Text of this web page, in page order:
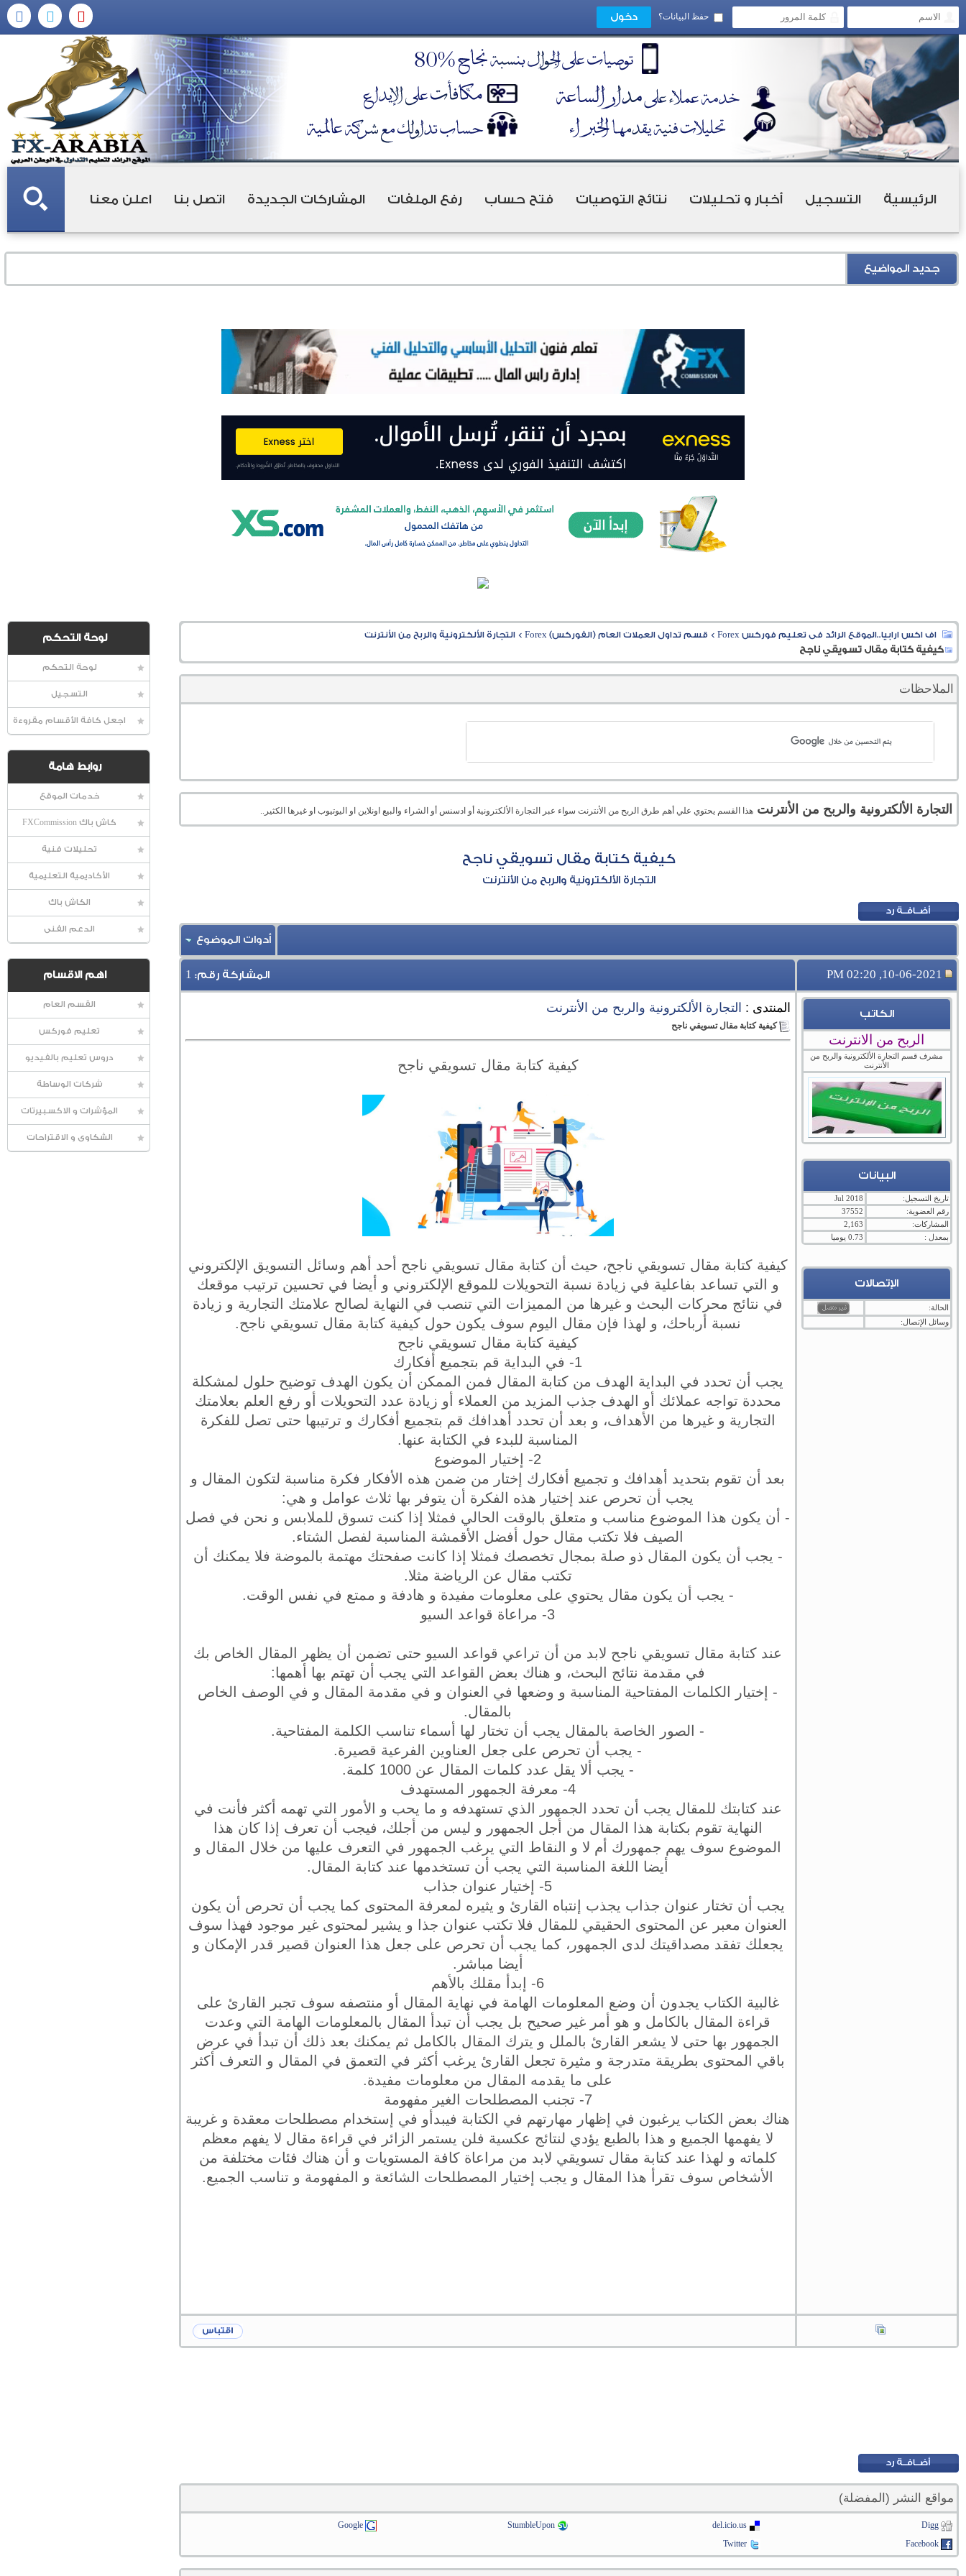
حفظ البيانات؟
الرئيسية التسجيل أخبار و تحليلات نتائج التوصيات فتح حساب رفع الملفات المشاركات الجديدة اتصل بنا اعلن معنا
جديد المواضيع
لوحة التحكم
لوحة التحكم
التسجيل
اجعل كافة الأقسام مقروءة
روابط هامة
خدمات الموقع
كاش باك FXCommission
تحليلات فنية
الأكاديمية التعليمية
الكاش باك
الدعم الفنى
اهم الاقسام
القسم العام
تعليم فوركس
دروس تعليم بالفيديو
شركات الوساطة
المؤشرات و الاكسبيرتات
الشكاوى و الاقتراحات
اف اكس ارابيا..الموقع الرائد فى تعليم فوركس Forex > قسم تداول العملات العام (الفوركس) Forex >التجارة الألكترونية والربح من الأنترنت
كيفية كتابة مقال تسويقي ناجح
الملاحظات
التجارة الألكترونية والربح من الأنترنت هذا القسم يحتوي علي أهم طرق الربح من الأنترنت سواء عبر التجارة الألكترونية أو ادسنس أو الشراء والبيع اونلاين او اليوتيوب او غيرها الكثير..
كيفية كتابة مقال تسويقي ناجح
التجارة الألكترونية والربح من الأنترنت
أدوات الموضوع
10-06-2021, 02:20 PM المشاركة رقم: 1
الكاتب
الربح من الانترنت
مشرف قسم التجارة الألكترونية والربح من
الأنترنت
البيانات
تاريخ التسجيل:
Jul 2018
رقم العضوية:
37552
المشاركات:
2,163
بمعدل :
0.73 يوميا
الإتصالات
الحالة:
وسائل الإتصال:
المنتدى : التجارة الألكترونية والربح من الأنترنت
كيفية كتابة مقال تسويقي ناجح
كيفية كتابة مقال تسويقي ناجح
كيفية كتابة مقال تسويقي ناجح، حيث أن كتابة مقال تسويقي ناجح أحد أهم وسائل التسويق الإلكتروني
و التي تساعد بفاعلية في زيادة نسبة التحويلات للموقع الإلكتروني و أيضا في تحسين ترتيب موقعك
في نتائج محركات البحث و غيرها من المميزات التي تنصب في النهاية لصالح علامتك التجارية و زيادة
نسبة أرباحك، و لهذا فإن مقال اليوم سوف يكون حول كيفية كتابة مقال تسويقي ناجح.
كيفية كتابة مقال تسويقي ناجح
1- في البداية قم بتجميع أفكارك
يجب أن تحدد في البداية الهدف من كتابة المقال فمن الممكن أن يكون الهدف توضيح حلول لمشكلة
محددة تواجه عملائك أو الهدف جذب المزيد من العملاء أو زيادة عدد التحويلات أو رفع العلم بعلامتك
التجارية و غيرها من الأهداف، و بعد أن تحدد أهدافك قم بتجميع أفكارك و ترتيبها حتى تصل للفكرة
المناسبة للبدء في الكتابة عنها.
2- إختيار الموضوع
بعد أن تقوم بتحديد أهدافك و تجميع أفكارك إختار من ضمن هذه الأفكار فكرة مناسبة لتكون المقال و
يجب أن تحرص عند إختيار هذه الفكرة أن يتوفر بها ثلاث عوامل و هي:
- أن يكون هذا الموضوع مناسب و متعلق بالوقت الحالي فمثلا إذا كنت تسوق للملابس و نحن في فصل
الصيف فلا تكتب مقال حول أفضل الأقمشة المناسبة لفصل الشتاء.
- يجب أن يكون المقال ذو صلة بمجال تخصصك فمثلا إذا كانت صفحتك مهتمة بالموضة فلا يمكنك أن
تكتب مقال عن الرياضة مثلا.
- يجب أن يكون مقال يحتوي على معلومات مفيدة و هادفة و ممتع في نفس الوقت.
3- مراعاة قواعد السيو
عند كتابة مقال تسويقي ناجح لابد من أن تراعي قواعد السيو حتى تضمن أن يظهر المقال الخاص بك
في مقدمة نتائج البحث، و هناك بعض القواعد التي يجب أن تهتم بها أهمها:
- إختيار الكلمات المفتاحية المناسبة و وضعها في العنوان و في مقدمة المقال و في الوصف الخاص
بالمقال.
- الصور الخاصة بالمقال يجب أن تختار لها أسماء تناسب الكلمة المفتاحية.
- يجب أن تحرص على جعل العناوين الفرعية قصيرة.
- يجب ألا يقل عدد كلمات المقال عن 1000 كلمة.
4- معرفة الجمهور المستهدف
عند كتابتك للمقال يجب أن تحدد الجمهور الذي تستهدفه و ما يحب و الأمور التي تهمه أكثر فأنت في
النهاية تقوم بكتابة هذا المقال من أجل الجمهور و ليس من أجلك، فيجب أن تعرف إذا كان هذا
الموضوع سوف يهم جمهورك أم لا و النقاط التي يرغب الجمهور في التعرف عليها من خلال المقال و
أيضا اللغة المناسبة التي يجب أن تستخدمها عند كتابة المقال.
5- إختيار عنوان جذاب
يجب أن تختار عنوان جذاب يجذب إنتباه القارئ و يثيره لمعرفة المحتوى كما يجب أن تحرص أن يكون
العنوان معبر عن المحتوى الحقيقي للمقال فلا تكتب عنوان جذا و يشير لمحتوى غير موجود فهذا سوف
يجعلك تفقد مصداقيتك لدى الجمهور، كما يجب أن تحرص على جعل هذا العنوان قصير قدر الإمكان و
أيضا مباشر.
6- إبدأ مقلك بالأهم
غالبية الكتاب يجدون أن وضع المعلومات الهامة في نهاية المقال أو منتصفه سوف تجبر القارئ على
قراءة المقال بالكامل و هو أمر غير صحيح بل يجب أن تبدأ المقال بالمعلومات الهامة التي وعدت
الجمهور بها حتى لا يشعر القارئ بالملل و يترك المقال بالكامل ثم يمكنك بعد ذلك أن تبدأ في عرض
باقي المحتوى بطريقة متدرجة و مثيرة تجعل القارئ يرغب أكثر في التعمق في المقال و التعرف أكثر
على ما يقدمه المقال من معلومات مفيدة.
7- تجنب المصطلحات الغير مفهومة
هناك بعض الكتاب يرغبون في إظهار مهارتهم في الكتابة فيبدأو في إستخدام مصطلحات معقدة و غريبة
لا يفهمها الجميع و هذا بالطبع يؤدي لنتائج عكسية فلن يستمر الزائر في قراءة مقال لا يفهم معظم
كلماته و لهذا عند كتابة مقال تسويقي لابد من مراعاة كافة المستويات و أن هناك فئات مختلفة من
الأشخاص سوف تقرأ هذا المقال و يجب إختيار المصطلحات الشائعة و المفهومة و تناسب الجميع.
مواقع النشر (المفضلة)
Digg
del.icio.us
StumbleUpon
Google
Facebook
Twitter